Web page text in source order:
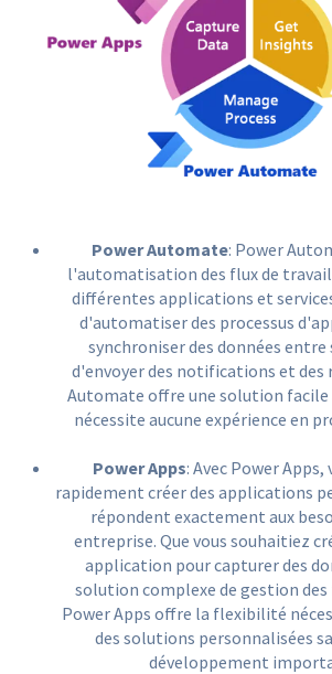
Power Automate: Power
l'automatisation des flux de
différentes applications et
d'automatiser des processus
synchroniser des données entre
d'envoyer des notifications et des
Automate offre une solution facile
nécessite aucune expérience en
Power Apps: Avec Power Apps,
rapidement créer des applications
répondent exactement aux
entreprise. Que vous souhaitiez
application pour capturer des
solution complexe de gestion
Power Apps offre la flexibilité
des solutions personnalisées
développement